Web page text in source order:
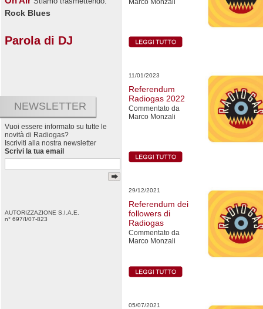
Rock Blues
Parola di DJ
NEWSLETTER
Vuoi essere informato su tutte le
novità di Radiogas?
Iscriviti alla nostra newsletter
Scrivi la tua email
AUTORIZZAZIONE S.I.A.E.
n° 697/I/07-823
Marco Monzali
11/01/2023
Referendum
Radiogas 2022
Commentato da
Marco Monzali
29/12/2021
Referendum dei
followers di
Radiogas
Commentato da
Marco Monzali
05/07/2021